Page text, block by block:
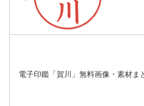
電子印鑑「賀川」無料画像・素材ま